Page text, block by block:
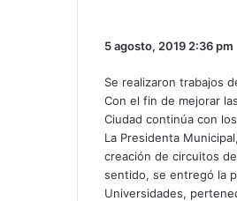
Email
5 agosto, 2019 2:36 pm
Se realizaron trabajos
Con el fin de mejorar
Ciudad continúa con
La Presidenta
creación de circuitos
sentido, se entregó la
Universidades,